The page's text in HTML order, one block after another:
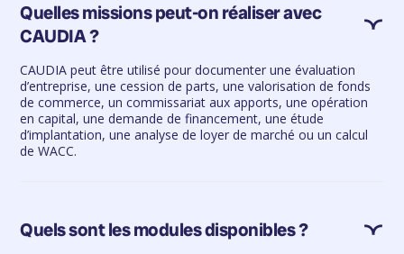
Quelles missions peut-on réaliser avec
CAUDIA ?
CAUDIA peut être utilisé pour documenter une évaluation
d’entreprise, une cession de parts, une valorisation de fonds
de commerce, un commissariat aux apports, une opération
en capital, une demande de financement, une étude
d’implantation, une analyse de loyer de marché ou un calcul
de WACC.
Quels sont les modules disponibles ?